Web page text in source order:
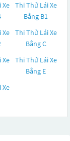
Xe
Thi Thử Lái Xe
Bằng B1
Xe
Thi Thử Lái Xe
Bằng C
Xe
Thi Thử Lái Xe
Bằng E
Xe